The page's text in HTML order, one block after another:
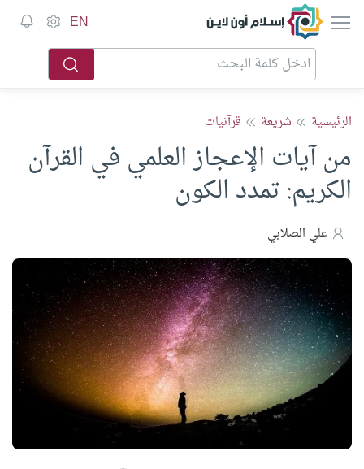
إسلام أون لاين EN
الرئيسية شريعة قرآنيات
من آيات الإعجاز العلمي في القرآن
الكريم: تمدد الكون
علي الصلابي